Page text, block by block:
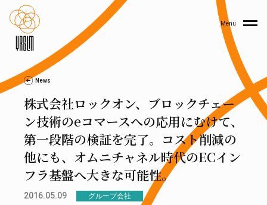
Menu
News
株式会社ロックオン、ブロックチェー
ン技術のeコマースへの応用にむけて、
第一段階の検証を完了。コスト削減の
他にも、オムニチャネル時代のECイン
フラ基盤へ大きな可能性。
2016.05.09 グループ会社